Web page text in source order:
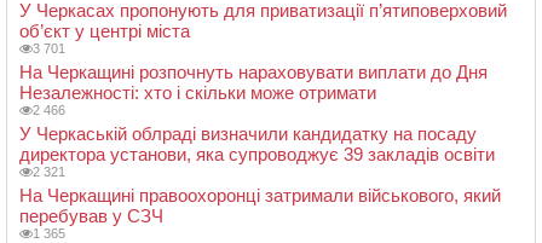
У Черкасах пропонують для приватизації п’ятиповерховий
об’єкт у центрі міста
3 701
На Черкащині розпочнуть нараховувати виплати до Дня
Незалежності: хто і скільки може отримати
2 466
У Черкаській облраді визначили кандидатку на посаду
директора установи, яка супроводжує 39 закладів освіти
2 321
На Черкащині правоохоронці затримали військового, який
перебував у СЗЧ
1 365